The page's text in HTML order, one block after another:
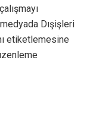
Dışişleri
etiketlemesine